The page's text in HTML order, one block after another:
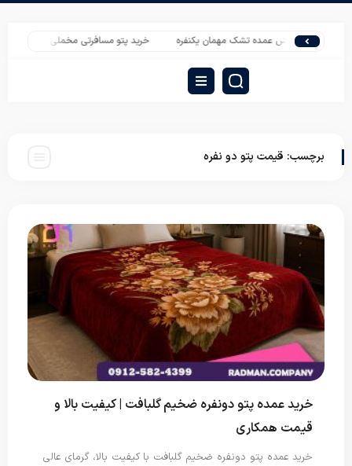
پخش عمده تشک مهمان یکنفره خرید پتو مسافرتی مخملی خارجی ببعی
برچسب: قیمت پتو دو نفره
خرید عمده پتو دونفره ضخیم گلبافت | کیفیت بالا و
قیمت همکاری
خرید عمده پتو دونفره ضخیم گلبافت با کیفیت بالا، گرمای عالی